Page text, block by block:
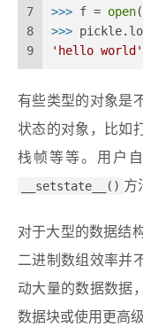
7
8
9
>>> f = open(
>>>
'hello world'
有些类型的对象是
状态的对象，比如
栈帧等等。用户
__setstate__() 方
对于大型的数据结
二进制数组效率并
动大量的数据数据
数据块或使用更高